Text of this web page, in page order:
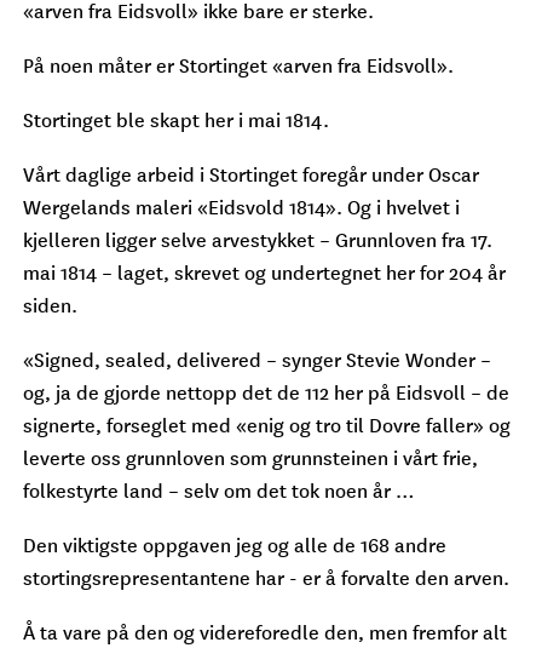
«arven fra Eidsvoll» ikke bare er sterke.
På noen måter er Stortinget «arven fra Eidsvoll».
Stortinget ble skapt her i mai 1814.
Vårt daglige arbeid i Stortinget foregår under Oscar
Wergelands maleri «Eidsvold 1814». Og i hvelvet i
kjelleren ligger selve arvestykket – Grunnloven fra 17.
mai 1814 – laget, skrevet og undertegnet her for 204 år
siden.
«Signed, sealed, delivered – synger Stevie Wonder –
og, ja de gjorde nettopp det de 112 her på Eidsvoll – de
signerte, forseglet med «enig og tro til Dovre faller» og
leverte oss grunnloven som grunnsteinen i vårt frie,
folkestyrte land – selv om det tok noen år …
Den viktigste oppgaven jeg og alle de 168 andre
stortingsrepresentantene har - er å forvalte den arven.
Å ta vare på den og videreforedle den, men fremfor alt